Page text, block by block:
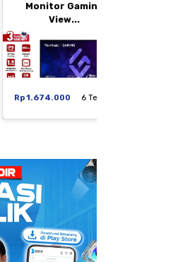
Monitor Gaming
View...
Rp 1.674.000 6 Terjual